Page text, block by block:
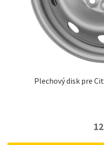
Plechový disk pre